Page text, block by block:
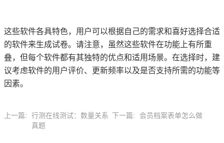
这些软件各具特色，用户可以根据自己的需求和喜好选择合适
的软件来生成试卷。请注意，虽然这些软件在功能上有所重
叠，但每个软件都有其独特的优点和适用场景。在选择时，建
议考虑软件的用户评价、更新频率以及是否支持所需的功能等
因素。
上一篇: 行测在线测试：数量关系
真题
下一篇: 会员档案表单怎么做